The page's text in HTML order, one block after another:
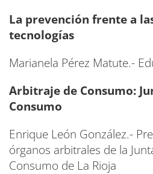
La prevención frente a
tecnologías
Marianela Pérez Matute.-
Arbitraje de Consumo:
Consumo
Enrique León González.-
órganos arbitrales de la
Consumo de La Rioja